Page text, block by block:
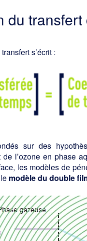
du transfert
s’écrit :
sur des
de l’ozone en phase
les modèles de
modèle du double